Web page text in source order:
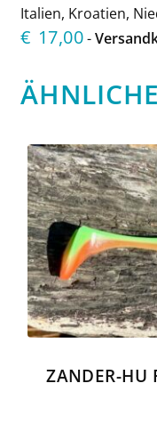
Italien, Kroatien,
€ 17,00-
ZANDER-HU